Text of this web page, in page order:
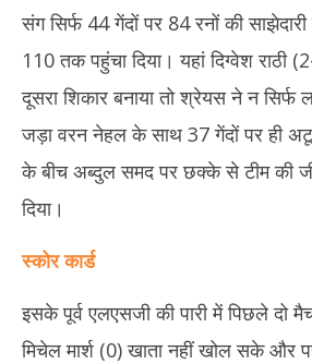
संग सिर्फ 44 गेंदों पर 84 रनों की
110 तक पहुंचा दिया। यहां दिग्वेश राठी
दूसरा शिकार बनाया तो श्रेयस ने न सिर्फ
जड़ा वरन नेहल के साथ 37 गेंदों पर ही
के बीच अब्दुल समद पर छक्के से टीम की
दिया।
स्कोर कार्ड
इसके पूर्व एलएसजी की पारी में पिछले दो
मिचेल मार्श (0) खाता नहीं खोल सके और